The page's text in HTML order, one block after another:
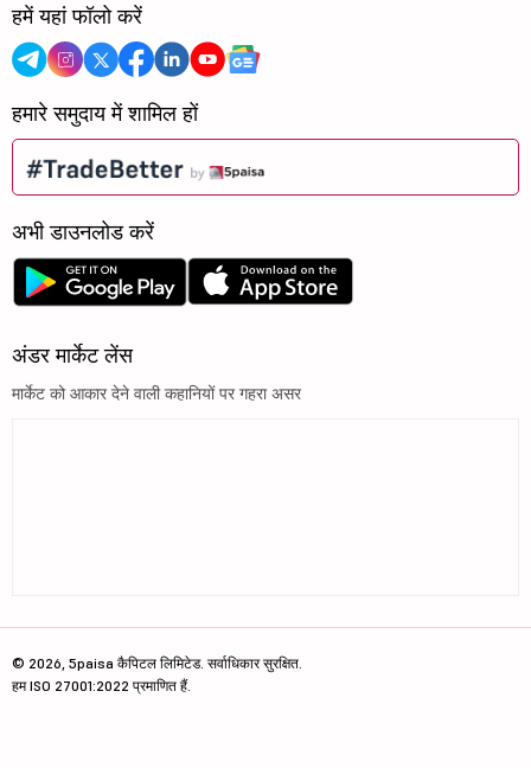
हमें यहां फॉलो करें
हमारे समुदाय में शामिल हों
अभी डाउनलोड करें
अंडर मार्केट लेंस
मार्केट को आकार देने वाली कहानियों पर गहरा असर
© 2026, 5paisa कैपिटल लिमिटेड. सर्वाधिकार सुरक्षित.
हम ISO 27001:2022 प्रमाणित हैं.